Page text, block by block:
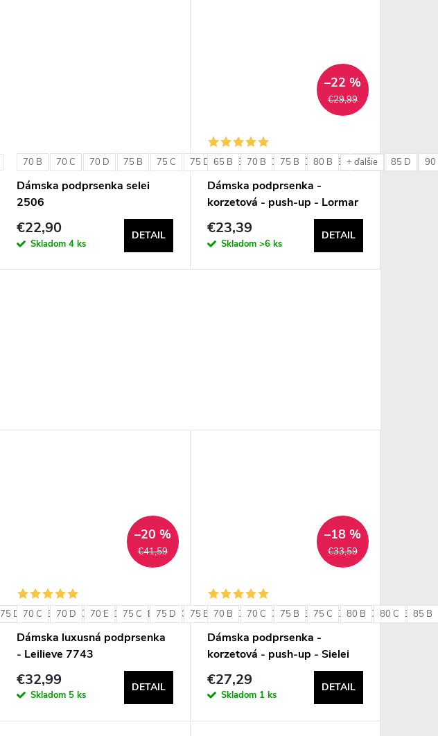
70 B 70 C 70 D 75 B 75 C 75 D 80 B 80 C 80 D 85 B 85 C 85 D 90
Dámska podprsenka selei
2506
€22,90
Skladom4 ks
DETAIL
€29,99
–22 %
65 B 70 B 75 B 80 B + ďalšie
Dámska podprsenka -
korzetová - push-up - Lormar
Double Extra Pizzo
€23,39
Skladom >6 ks
DETAIL
75 D 80 B 80 C 80 D 85 B 85 C 85 D 90 B 90 C + ďalšie
€41,59
–20 %
70 C 70 D 70 E 75 C 75 D 75 E 80 C 80 D 80 E 85 C 85 D 85 E 90
Dámska luxusná podprsenka
- Leilieve 7743
€32,99
Skladom 5 ks
DETAIL
€33,59
–18 %
70 B 70 C 75 B 75 C 80 B 80 C 85 B
Dámska podprsenka -
korzetová - push-up - Sielei
1580
€27,29
Skladom 1 ks
DETAIL